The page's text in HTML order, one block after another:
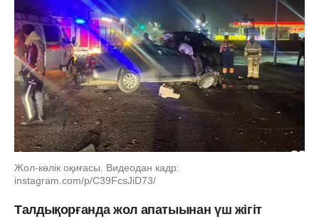
Жол-көлік оқиғасы. Видеодан кадр:
instagram.com/p/C39FcsJiD73/
Талдықорғанда жол апатыынан үш жігіт